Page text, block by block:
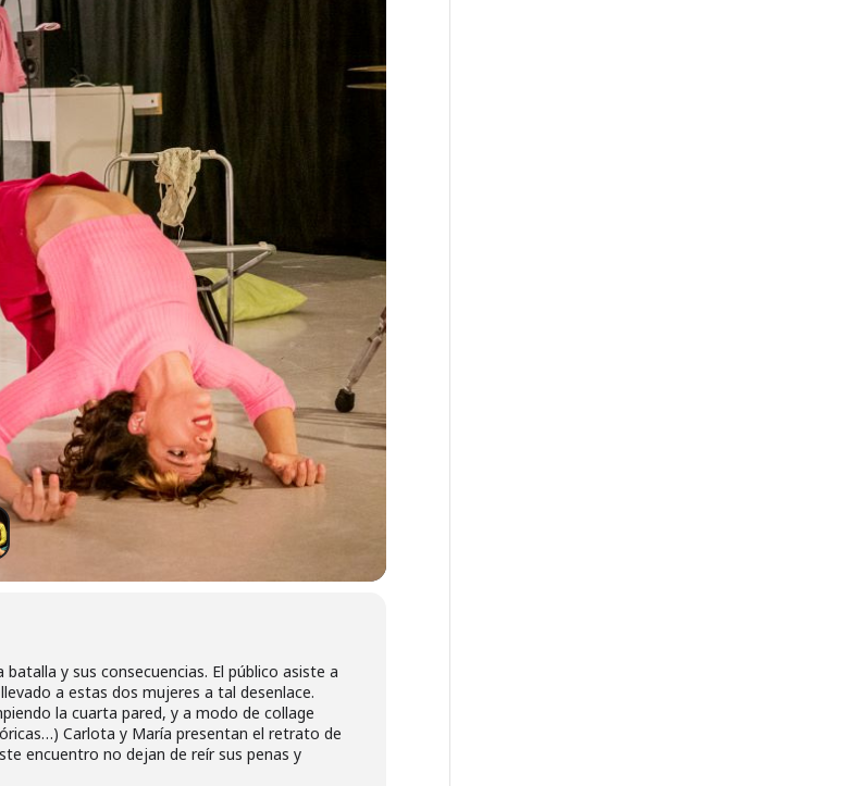
y sus consecuencias. El público asiste a
a estas dos mujeres a tal desenlace.
la cuarta pared, y a modo de collage
Carlota y María presentan el retrato de
encuentro no dejan de reír sus penas y